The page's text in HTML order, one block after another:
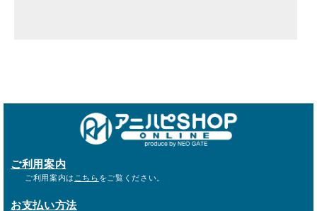
ご利用案内
ご利用案内は こちら をご覧ください。
お支払い方法